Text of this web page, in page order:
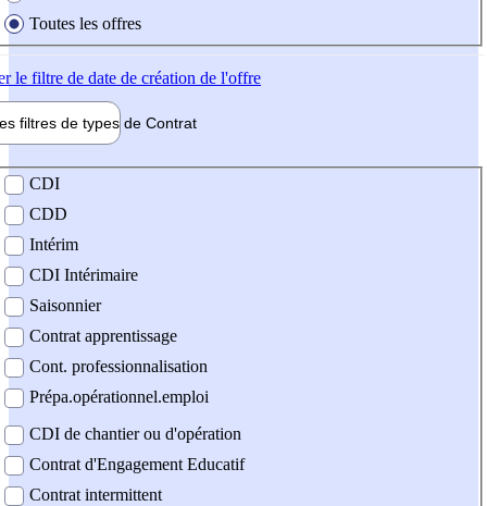
Toutes les offres
le filtre de date de création de l'offre
filtres de types de Contrat
contrat
CDI
CDD
Intérim
CDI Intérimaire
Saisonnier
Contrat apprentissage
Cont. professionnalisation
Prépa.opérationnel.emploi
CDI de chantier ou d'opération
Contrat d'Engagement Educatif
Contrat intermittent